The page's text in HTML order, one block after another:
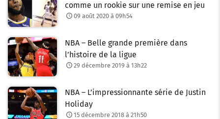
comme un rookie sur une remise en jeu
09 août 2020 à 09h54
NBA – Belle grande première dans
l’histoire de la ligue
29 décembre 2019 à 13h22
NBA – L’impressionnante série de Justin
Holiday
15 décembre 2018 à 21h50